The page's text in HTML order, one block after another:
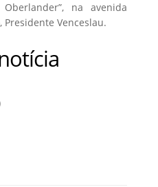
na avenida
Presidente Venceslau.